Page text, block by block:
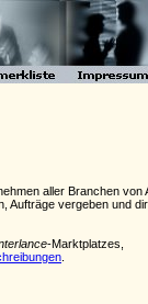
aller Branchen von
Aufträge vergeben und
-Marktplatzes,